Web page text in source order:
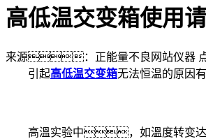
高低温交变箱使用
来源：正能量不良网站仪器
引起高低温交变箱无法恒温的原因
高溫实验中，如溫度转变达